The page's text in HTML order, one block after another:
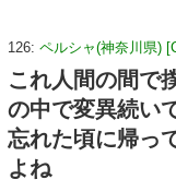
126: ペルシャ(神奈川県)
これ人間の間で
の中で変異続い
忘れた頃に帰っ
よね